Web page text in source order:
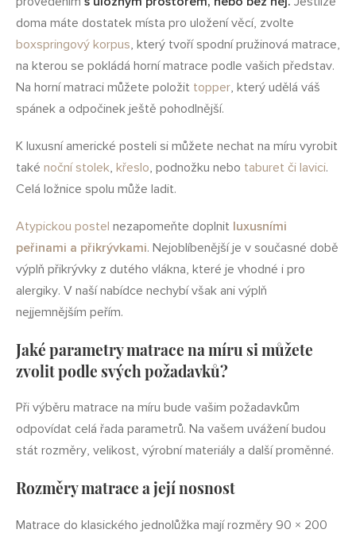
doma máte dostatek místa pro uložení věcí, zvolte
boxspringový korpus, který tvoří spodní pružinová matrace,
na kterou se pokládá horní matrace podle vašich představ.
Na horní matraci můžete položit topper, který udělá váš
spánek a odpočinek ještě pohodlnější.
K luxusní americké posteli si můžete nechat na míru vyrobit
také noční stolek, křeslo, podnožku nebo taburet či lavici.
Celá ložnice spolu může ladit.
Atypickou postel nezapomeňte doplnit luxusními
peřinami a přikrývkami. Nejoblíbenější je v současné době
výplň přikrývky z dutého vlákna, které je vhodné i pro
alergiky. V naší nabídce nechybí však ani výplň
nejjemnějším peřím.
Jaké parametry matrace na míru si můžete
zvolit podle svých požadavků?
Při výběru matrace na míru bude vašim požadavkům
odpovídat celá řada parametrů. Na vašem uvážení budou
stát rozměry, velikost, výrobní materiály a další proměnné.
Rozměry matrace a její nosnost
Matrace do klasického jednolůžka mají rozměry 90 × 200